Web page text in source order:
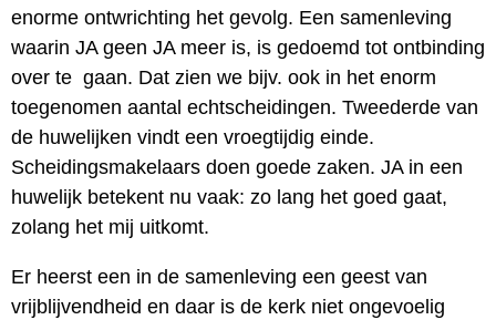
enorme ontwrichting het gevolg. Een samenleving
waarin JA geen JA meer is, is gedoemd tot ontbinding
over te gaan. Dat zien we bijv. ook in het enorm
toegenomen aantal echtscheidingen. Tweederde van
de huwelijken vindt een vroegtijdig einde.
Scheidingsmakelaars doen goede zaken. JA in een
huwelijk betekent nu vaak: zo lang het goed gaat,
zolang het mij uitkomt.
Er heerst een in de samenleving een geest van
vrijblijvendheid en daar is de kerk niet ongevoelig